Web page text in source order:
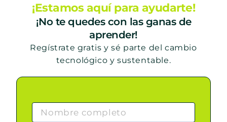
¡Estamos aquí para ayudarte!
¡No te quedes con las ganas de
aprender!
Regístrate gratis y sé parte del cambio
tecnológico y sustentable.